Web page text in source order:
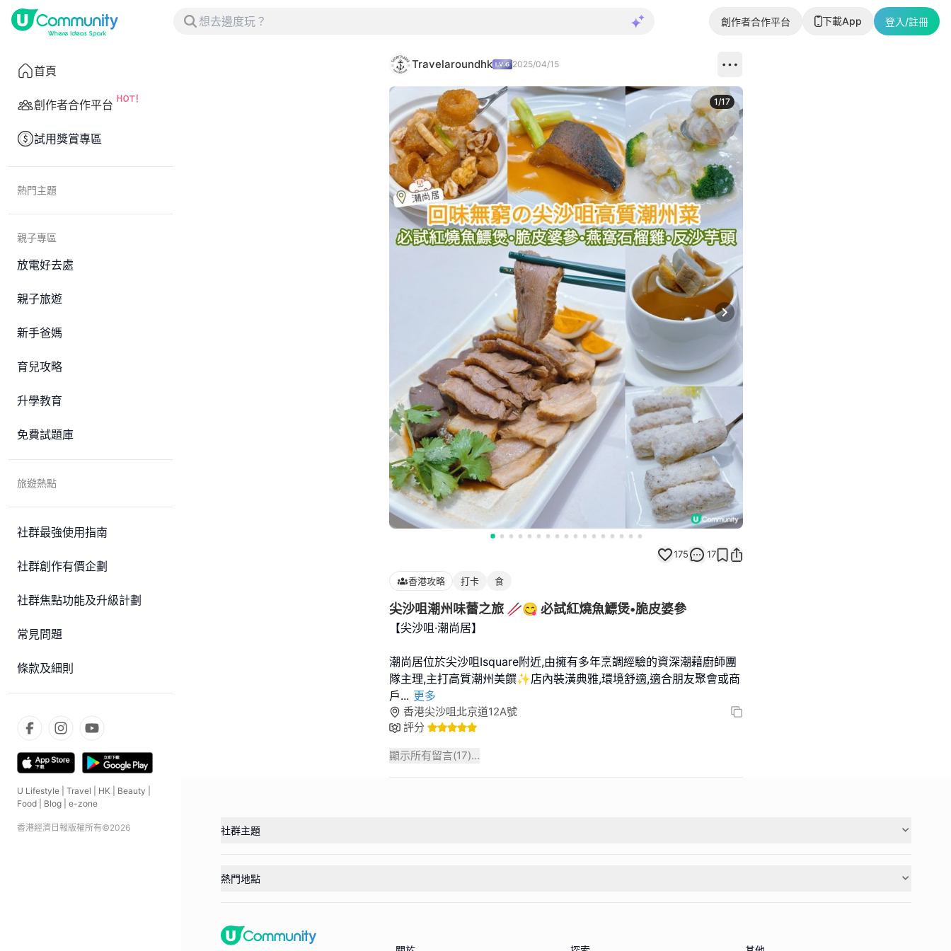
創作者合作平台 下載App 登入/註冊
首頁
創作者合作平台
試用獎賞專區
熱門主題
親子專區
放電好去處
親子旅遊
新手爸媽
育兒攻略
升學教育
免費試題庫
旅遊熱點
社群最強使用指南
社群創作有價企劃
社群焦點功能及升級計劃
常見問題
條款及細則
U Lifestyle Travel HK Beauty
Food
Blog e-zone
香港經濟日報版權所有©2026
Travelaroundhk 2025/04/15
Next slide
1/17
175 17
香港攻略 打卡 食
尖沙咀潮州味蕾之旅 🥢😋 必試紅燒魚鰾煲•脆皮婆參
【尖沙咀·潮尚居】
潮尚居位於尖沙咀Isquare附近,由擁有多年烹調經驗的資深潮藉廚師團
隊主理,主打高質潮州美饌✨店內裝潢典雅,環境舒適,適合朋友聚會或商
戶... 更多
香港尖沙咀北京道12A號
評分
顯示所有留言(17)...
社群主題
熱門地點